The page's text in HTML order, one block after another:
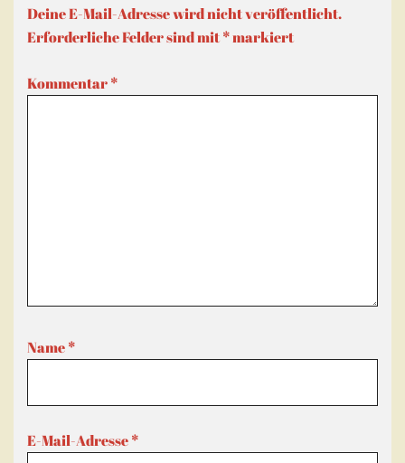
Deine E-Mail-Adresse wird nicht veröffentlicht.
Erforderliche Felder sind mit*markiert
Kommentar*
Name*
E-Mail-Adresse*